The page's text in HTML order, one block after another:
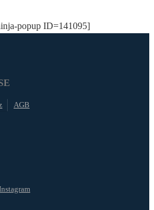
popup ID=141095]
AGB